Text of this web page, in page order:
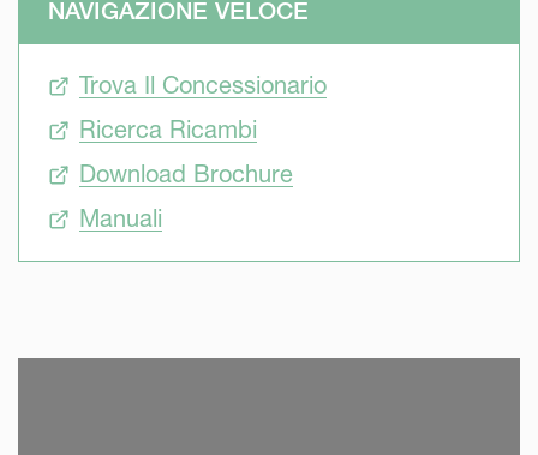
NAVIGAZIONE VELOCE
Trova Il Concessionario
Ricerca Ricambi
Download Brochure
Manuali